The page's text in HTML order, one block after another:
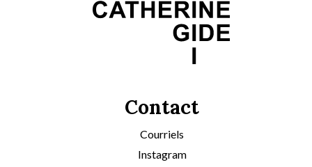
Contact
Courriels
Instagram